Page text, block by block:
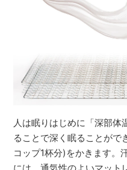
人は眠りはじめに「深部
ることで深く眠ることがで
コップ1杯分)をかきます。